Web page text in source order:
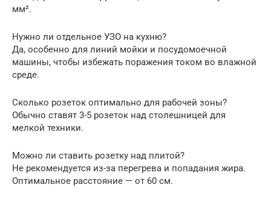
мм².
Нужно ли отдельное УЗО на кухню?
Да, особенно для линий мойки и посудомоечной
машины, чтобы избежать поражения током во влажной
среде.
Сколько розеток оптимально для рабочей зоны?
Обычно ставят 3-5 розеток над столешницей для
мелкой техники.
Можно ли ставить розетку над плитой?
Не рекомендуется из-за перегрева и попадания жира.
Оптимальное расстояние — от 60 см.